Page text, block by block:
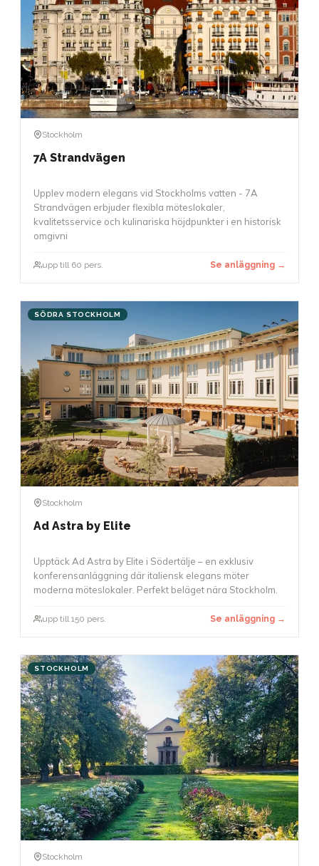
Stockholm
7A Strandvägen
Upplev modern elegans vid Stockholms vatten - 7A
Strandvägen erbjuder flexibla möteslokaler,
kvalitetsservice och kulinariska höjdpunkter i en historisk
omgivni
upp till 60 pers. Se anläggning →
SÖDRA STOCKHOLM
Stockholm
Ad Astra by Elite
Upptäck Ad Astra by Elite i Södertälje – en exklusiv
konferensanläggning där italiensk elegans möter
moderna möteslokaler. Perfekt beläget nära Stockholm.
upp till 150 pers. Se anläggning →
STOCKHOLM
Stockholm